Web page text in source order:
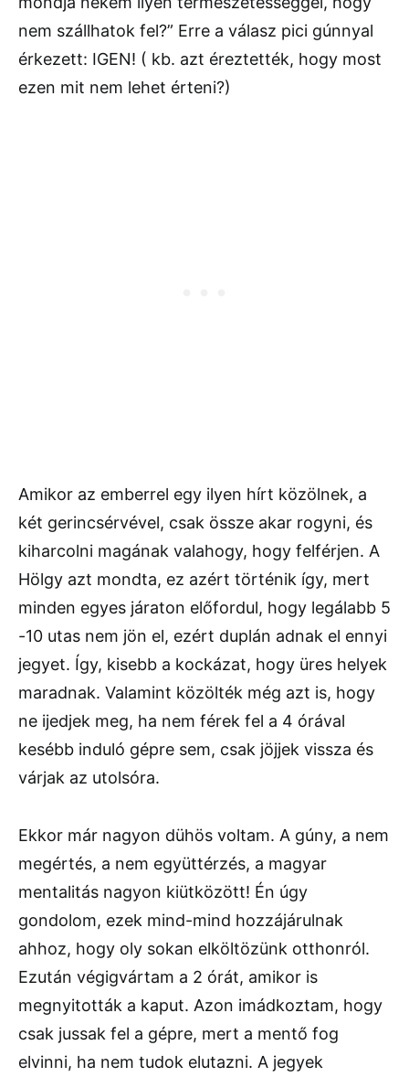
nem szállhatok fel?” Erre a válasz pici gúnnyal
érkezett: IGEN! ( kb. azt éreztették, hogy most
ezen mit nem lehet érteni?)
Amikor az emberrel egy ilyen hírt közölnek, a
két gerincsérvével, csak össze akar rogyni, és
kiharcolni magának valahogy, hogy felférjen. A
Hölgy azt mondta, ez azért történik így, mert
minden egyes járaton előfordul, hogy legálabb 5
-10 utas nem jön el, ezért duplán adnak el ennyi
jegyet. Így, kisebb a kockázat, hogy üres helyek
maradnak. Valamint közölték még azt is, hogy
ne ijedjek meg, ha nem férek fel a 4 órával
kesébb induló gépre sem, csak jöjjek vissza és
várjak az utolsóra.
Ekkor már nagyon dühös voltam. A gúny, a nem
megértés, a nem együttérzés, a magyar
mentalitás nagyon kiütközött! Én úgy
gondolom, ezek mind-mind hozzájárulnak
ahhoz, hogy oly sokan elköltözünk otthonról.
Ezután végigvártam a 2 órát, amikor is
megnyitották a kaput. Azon imádkoztam, hogy
csak jussak fel a gépre, mert a mentő fog
elvinni, ha nem tudok elutazni. A jegyek